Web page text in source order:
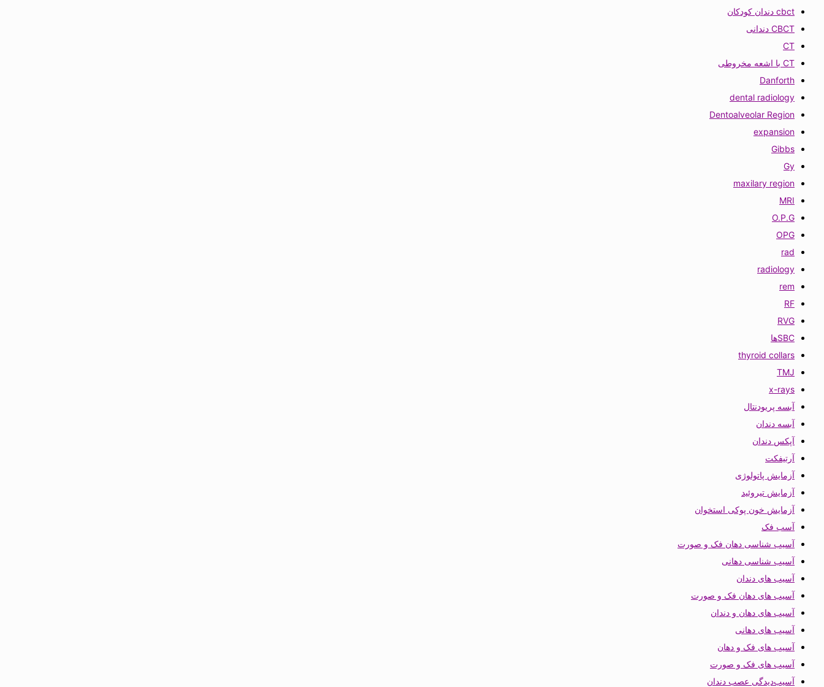
cbct دندان کودکان
CBCT دندانی
CT
CT با اشعه مخروطی
Danforth
dental radiology
Dentoalveolar Region
expansion
Gibbs
Gy
maxilary region
MRI
O.P.G
OPG
rad
radiology
rem
RF
RVG
SBCها
thyroid collars
TMJ
x-rays
آبسه پریودنتال
آبسه دندان
آپکس دندان
آرتیفکت
آزمایش پاتولوژی
آزمایش تیروئید
آزمایش خون پوکی استخوان
آسب فک
آسیب شناسی دهان فک و صورت
آسیب شناسی دهانی
آسیب های دندان
آسیب های دهان فک و صورت
آسیب های دهان و دندان
آسیب های دهانی
آسیب های فک و دهان
آسیب های فک و صورت
آسیب‌دیدگی عصب دندان